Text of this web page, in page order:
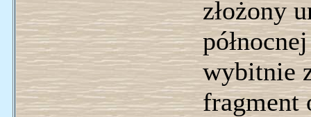
złożony
wybitnie
fragment